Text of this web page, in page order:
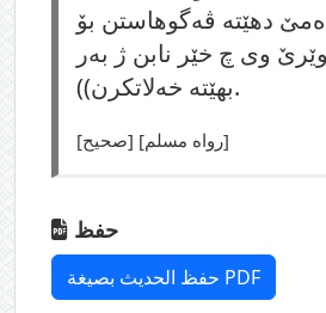
دهێته‌ ڤه‌گوهاستن بۆ
وی چ خێر نابن ژ به‌ر
بهێته‌ خه‌لاتكرن)).
[صحيح] [رواه مسلم]
حفظ
حفظ الحديث بصيغة PDF